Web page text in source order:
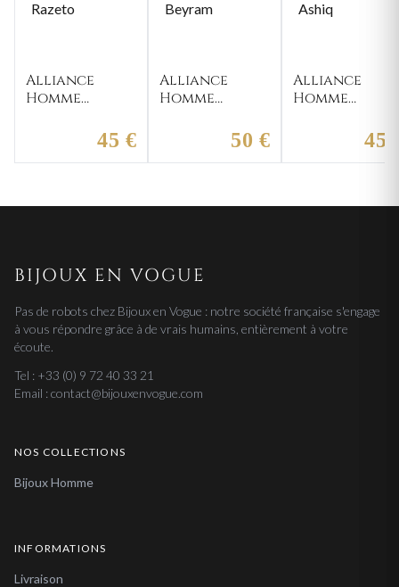
Alliance
Homme
45 €
Alliance
Homme
50 €
Alliance
Homme
45
BIJOUX EN VOGUE
Pas de robots chez Bijoux en Vogue : notre société française s'engage
à vous répondre grâce à de vrais humains, entièrement à votre
écoute.
Tel : +33 (0) 9 72 40 33 21
Email : contact@bijouxenvogue.com
NOS COLLECTIONS
Bijoux Homme
INFORMATIONS
Livraison